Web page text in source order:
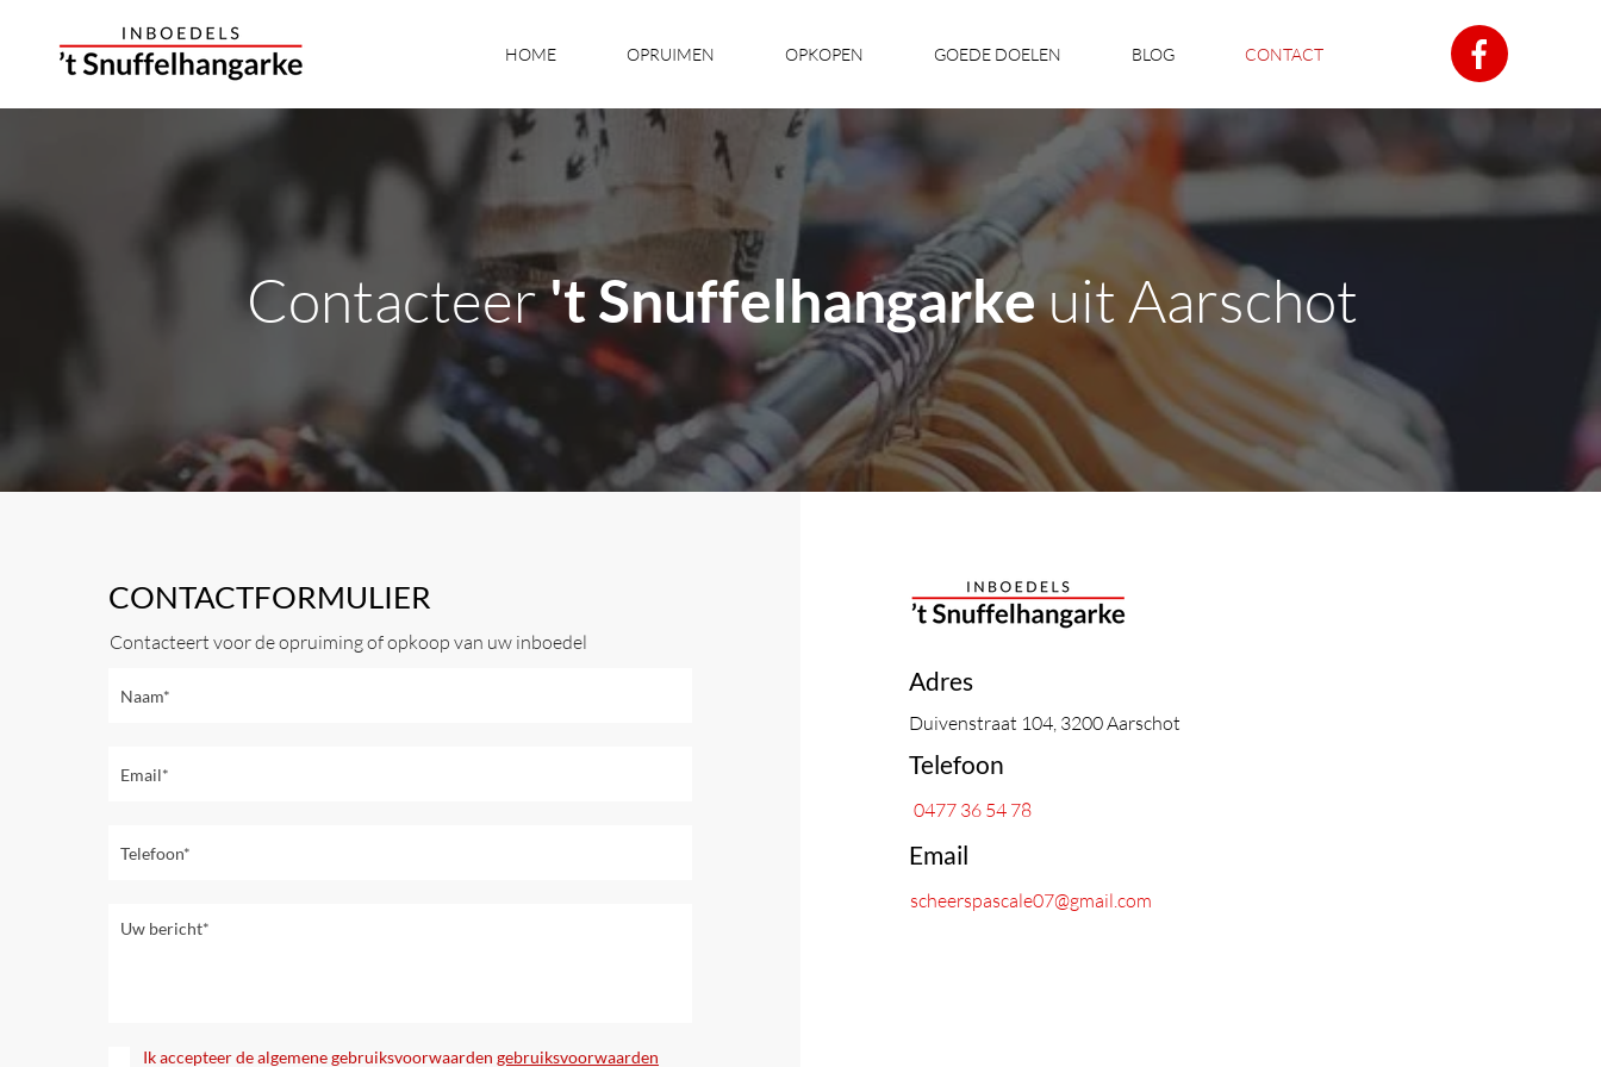
HOME OPRUIMEN OPKOPEN GOEDE DOELEN BLOG CONTACT
Contacteer't Snuffelhangarkeuit Aarschot
CONTACTFORMULIER
Contacteert voor de opruiming of opkoop van uw inboedel
Ik accepteer de algemene gebruiksvoorwaarden gebruiksvoorwaarden
Adres
Duivenstraat 104, 3200 Aarschot
Telefoon
0477 36 54 78
Email
scheerspascale07@gmail.com